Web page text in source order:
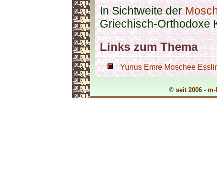
In Sichtweite der
Griechisch-Orthodoxe
Links zum Thema
Yunus Emre Moschee
© seit 2006 - m-